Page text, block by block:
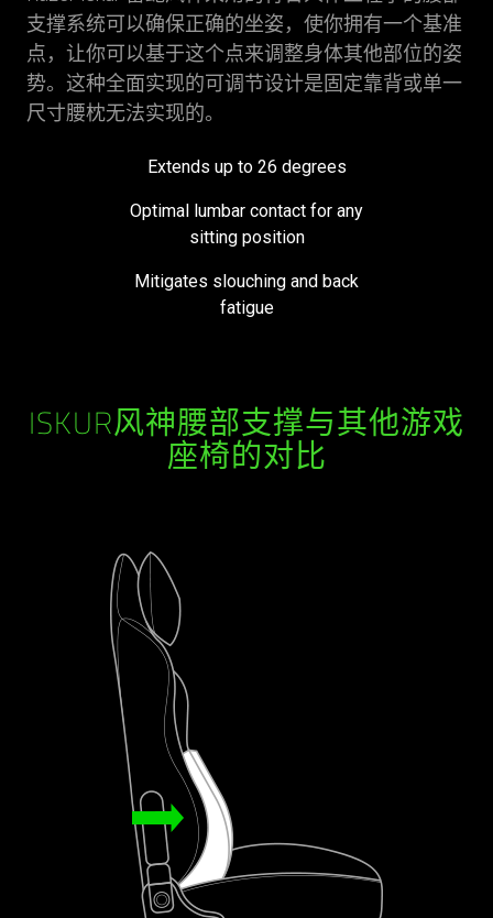
支撑系统可以确保正确的坐姿，使你拥有一个基准
点，让你可以基于这个点来调整身体其他部位的姿
势。这种全面实现的可调节设计是固定靠背或单一
尺寸腰枕无法实现的。
Extends up to 26 degrees
Optimal lumbar contact for any
sitting position
Mitigates slouching and back
fatigue
ISKUR风神腰部支撑与其他游戏
座椅的对比